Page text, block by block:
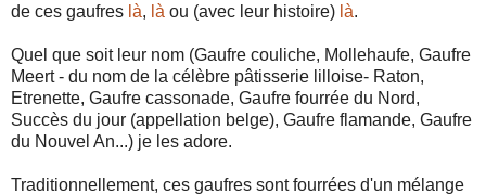
de ces gaufres là, là ou (avec leur histoire) là.
Quel que soit leur nom (Gaufre couliche, Mollehaufe, Gaufre
Meert - du nom de la célèbre pâtisserie lilloise- Raton,
Etrenette, Gaufre cassonade, Gaufre fourrée du Nord,
Succès du jour (appellation belge), Gaufre flamande, Gaufre
du Nouvel An...) je les adore.
Traditionnellement, ces gaufres sont fourrées d'un mélange